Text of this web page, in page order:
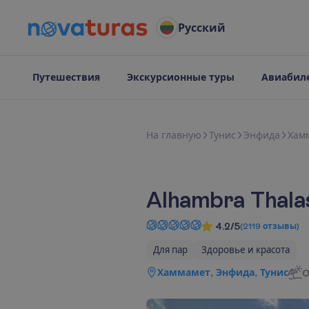
Русский
Путешествия Экскурсионные туры
На главную Тунис Энфида
Alhambra
4.2/5(2119 отзывы)
Для пар Здоровье и красота
Хаммамет, Энфида, Тунис